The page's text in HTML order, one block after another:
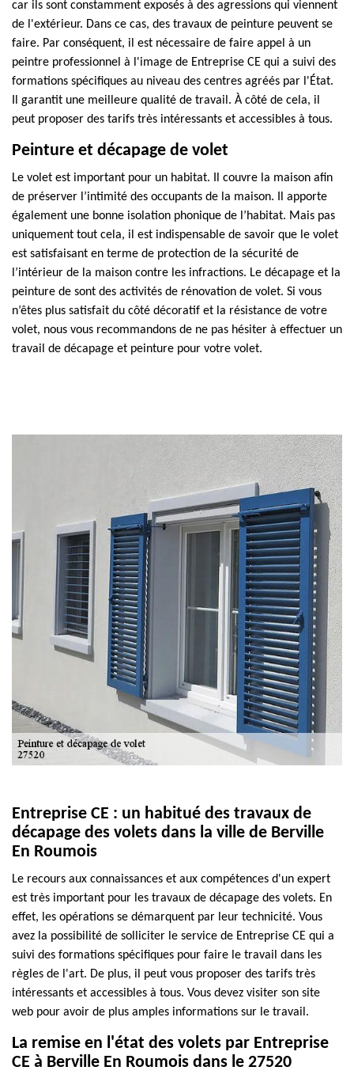
car ils sont constamment exposés à des agressions qui viennent
de l'extérieur. Dans ce cas, des travaux de peinture peuvent se
faire. Par conséquent, il est nécessaire de faire appel à un
peintre professionnel à l'image de Entreprise CE qui a suivi des
formations spécifiques au niveau des centres agréés par l'État.
Il garantit une meilleure qualité de travail. À côté de cela, il
peut proposer des tarifs très intéressants et accessibles à tous.
Peinture et décapage de volet
Le volet est important pour un habitat. Il couvre la maison afin
de préserver l’intimité des occupants de la maison. Il apporte
également une bonne isolation phonique de l’habitat. Mais pas
uniquement tout cela, il est indispensable de savoir que le volet
est satisfaisant en terme de protection de la sécurité de
l’intérieur de la maison contre les infractions. Le décapage et la
peinture de sont des activités de rénovation de volet. Si vous
n’êtes plus satisfait du côté décoratif et la résistance de votre
volet, nous vous recommandons de ne pas hésiter à effectuer un
travail de décapage et peinture pour votre volet.
Entreprise CE : un habitué des travaux de
décapage des volets dans la ville de Berville
En Roumois
Le recours aux connaissances et aux compétences d'un expert
est très important pour les travaux de décapage des volets. En
effet, les opérations se démarquent par leur technicité. Vous
avez la possibilité de solliciter le service de Entreprise CE qui a
suivi des formations spécifiques pour faire le travail dans les
règles de l'art. De plus, il peut vous proposer des tarifs très
intéressants et accessibles à tous. Vous devez visiter son site
web pour avoir de plus amples informations sur le travail.
La remise en l'état des volets par Entreprise
CE à Berville En Roumois dans le 27520